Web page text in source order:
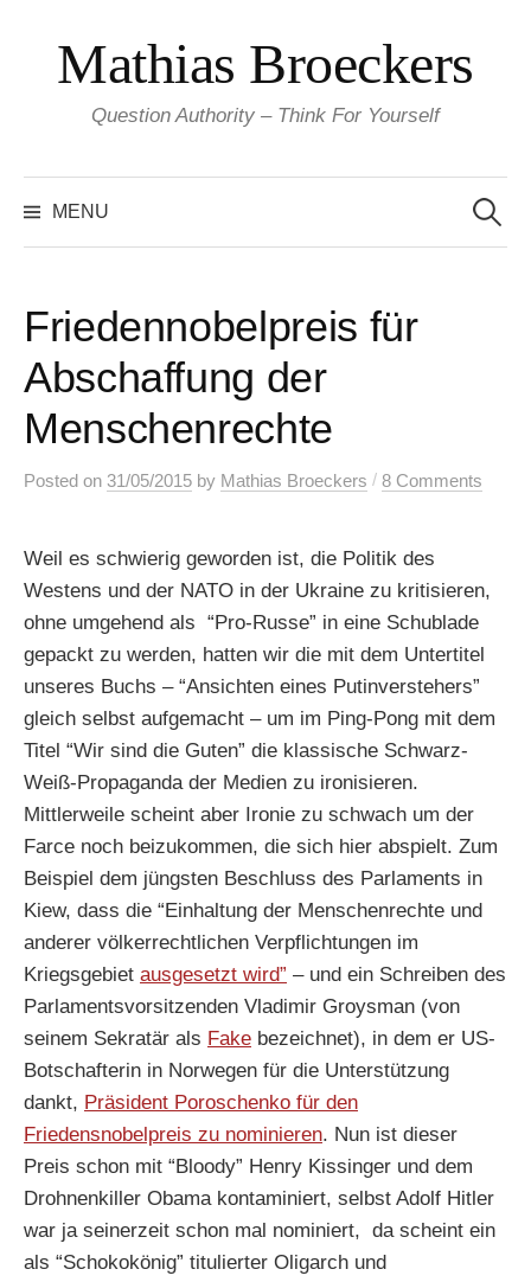
content
Mathias Broeckers
Question Authority – Think For Yourself
MENU
for:
Friedennobelpreis für
Abschaffung der
Menschenrechte
Posted on 31/05/2015 by Mathias Broeckers / 8 Comments
Weil es schwierig geworden ist, die Politik des
Westens und der NATO in der Ukraine zu kritisieren,
ohne umgehend als “Pro-Russe” in eine Schublade
gepackt zu werden, hatten wir die mit dem Untertitel
unseres Buchs – “Ansichten eines Putinverstehers”
gleich selbst aufgemacht – um im Ping-Pong mit dem
Titel “Wir sind die Guten” die klassische Schwarz-
Weiß-Propaganda der Medien zu ironisieren.
Mittlerweile scheint aber Ironie zu schwach um der
Farce noch beizukommen, die sich hier abspielt. Zum
Beispiel dem jüngsten Beschluss des Parlaments in
Kiew, dass die “Einhaltung der Menschenrechte und
anderer völkerrechtlichen Verpflichtungen im
Kriegsgebiet ausgesetzt wird” – und ein Schreiben des
Parlamentsvorsitzenden Vladimir Groysman (von
seinem Sekratär als Fake bezeichnet), in dem er US-
Botschafterin in Norwegen für die Unterstützung
dankt, Präsident Poroschenko für den
Friedensnobelpreis zu nominieren. Nun ist dieser
Preis schon mit “Bloody” Henry Kissinger und dem
Drohnenkiller Obama kontaminiert, selbst Adolf Hitler
war ja seinerzeit schon mal nominiert, da scheint ein
als “Schokokönig” titulierter Oligarch und